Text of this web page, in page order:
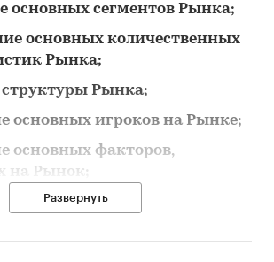
основных сегментов Рынка;
основных количественных
Рынка;
Рынка;
основных игроков на Рынке;
основных факторов,
на Рынок;
основных тенденций Рынка;
Развернуть